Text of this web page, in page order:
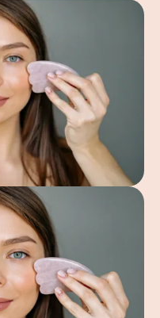
هيلين لوتشي
أخصائية معتمدة في علاج